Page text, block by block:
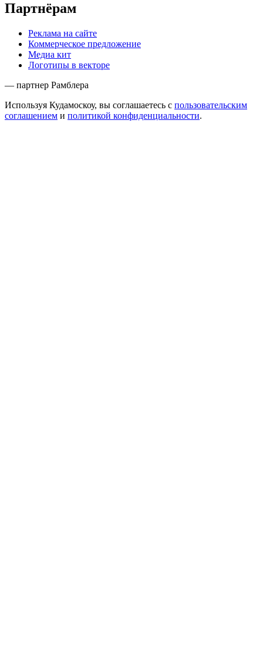
Партнёрам
Реклама на сайте
Коммерческое предложение
Медиа кит
Логотипы в векторе
— партнер Рамблера
Используя Кудамоскоу, вы соглашаетесь с пользовательским
соглашением и политикой конфиденциальности.